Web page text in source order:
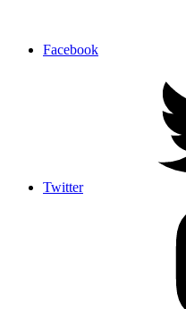
Facebook
Twitter